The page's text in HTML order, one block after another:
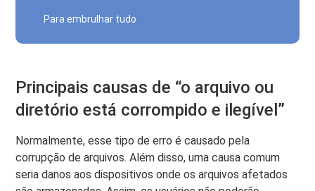
Para embrulhar tudo
Principais causas de “o arquivo ou
diretório está corrompido e ilegível”
Normalmente, esse tipo de erro é causado pela
corrupção de arquivos. Além disso, uma causa comum
seria danos aos dispositivos onde os arquivos afetados